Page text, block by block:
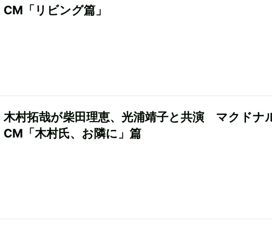
CM「リビング篇」
木村拓哉が柴田理恵、光浦靖子と共演 マクドナ
CM「木村氏、お隣に」篇